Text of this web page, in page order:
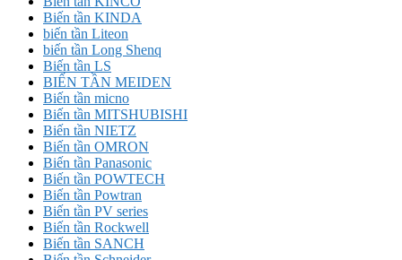
Biến tần KINDA
biến tần Liteon
biến tần Long Shenq
Biến tần LS
BIẾN TẦN MEIDEN
Biến tần micno
Biến tần MITSHUBISHI
Biến tần NIETZ
Biến tần OMRON
Biến tần Panasonic
Biến tần POWTECH
Biến tần Powtran
Biến tần PV series
Biến tần Rockwell
Biến tần SANCH